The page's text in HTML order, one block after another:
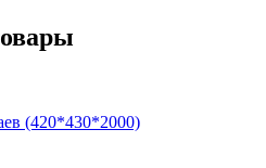
(420*430*2000)